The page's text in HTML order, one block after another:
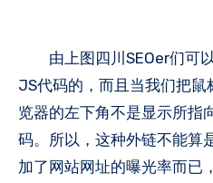
由上图四川SEOer们可
JS代码的，而且当我们把
览器的左下角不是显示所指
码。所以，这种外链不能算
加了网站网址的曝光率而已